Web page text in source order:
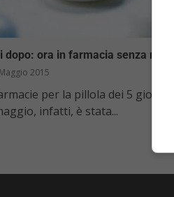
dopo: ora in farmacia senza
2015
per la pillola dei 5 giorni
infatti, è stata...